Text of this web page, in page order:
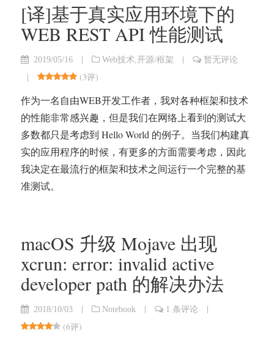
[译]基于真实应用环境下的
WEB REST API 性能测试
2019/05/16 | Web技术 开源/框架 | 暂无评论
| (3评)
作为一名自由WEB开发工作者，我对各种框架和技术
的性能非常感兴趣，但是我们在网络上看到的测试大
多数都只是考虑到 Hello World 的例子。当我们构建真
实的应用程序的时候，有更多的方面需要考虑，因此
我决定在最流行的框架和技术之间运行一个完整的基
准测试。
macOS 升级 Mojave 出现
xcrun: error: invalid active
developer path 的解决办法
2018/10/03 | Notebook | 1 条评论
|
(6评)